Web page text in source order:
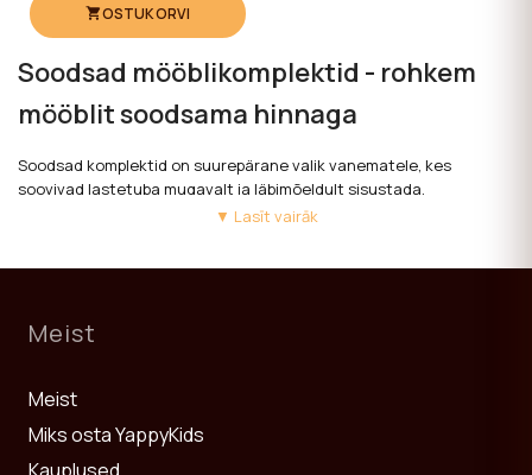
OSTUKORVI
Soodsad mööblikomplektid - rohkem
mööblit soodsama hinnaga
Soodsad komplektid on suurepärane valik vanematele, kes
soovivad lastetuba mugavalt ja läbimõeldult sisustada.
Valmiskomplektid ühendavad olulisemad mööbliesemed ühte ostu,
komplektina ostmine tähendab sageli soodsamat hinda.
voodid.
▼ Lasīt vairāk
Meist
Meist
Miks osta YappyKids